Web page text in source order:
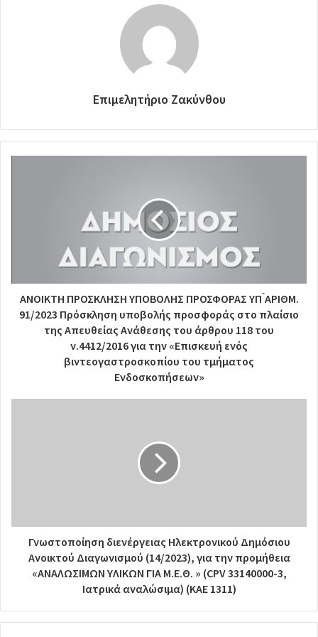
Επιμελητήριο Ζακύνθου
ΑΝΟΙΚΤΗ ΠΡΟΣΚΛΗΣΗ ΥΠΟΒΟΛΗΣ ΠΡΟΣΦΟΡΑΣ ΥΠ ́ΑΡΙΘΜ.
91/2023 Πρόσκληση υποβολής προσφοράς στο πλαίσιο
της Απευθείας Ανάθεσης του άρθρου 118 του
ν.4412/2016 για την «Επισκευή ενός
βιντεογαστροσκοπίου του τμήματος
Ενδοσκοπήσεων»
Γνωστοποίηση διενέργειας Ηλεκτρονικού Δημόσιου
Ανοικτού Διαγωνισμού (14/2023), για την προμήθεια
«ΑΝΑΛΩΣΙΜΩΝ ΥΛΙΚΩΝ ΓΙΑ Μ.Ε.Θ. » (CPV 33140000-3,
Ιατρικά αναλώσιμα) (KAE 1311)